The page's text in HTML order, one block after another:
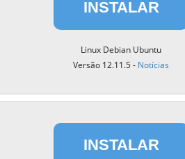
INSTALAR
Linux Debian Ubuntu
Versão 12.11.5 - Notícias
INSTALAR